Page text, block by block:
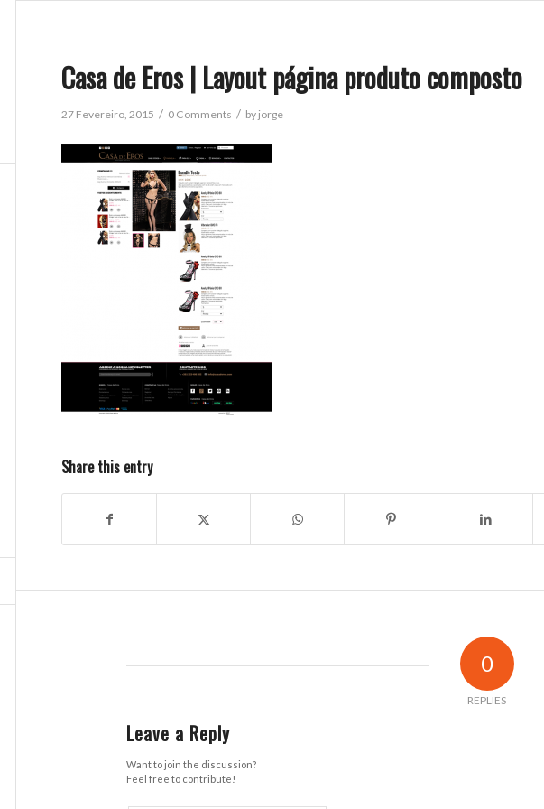
Casa de Eros | Layout página produto composto
27 Fevereiro, 2015 / 0 Comments / by jorge
Share this entry
0
REPLIES
Leave a Reply
Want to join the discussion?
Feel free to contribute!